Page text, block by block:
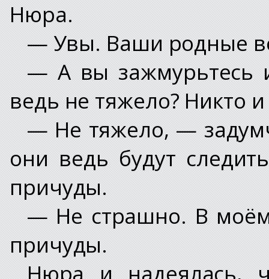
Нюра.
— Увы. Ваши родные
— А вы зажмурьтесь
ведь не тяжело? Никто
— Не тяжело, —
они ведь будут
причуды.
— Не страшно. В
причуды.
Нюра и надеялась,